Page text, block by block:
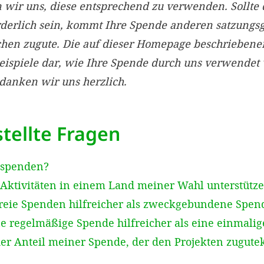
uns, diese entsprechend zu verwenden. Sollte
sein, kommt Ihre Spende anderen
zugute. Die auf dieser Homepage
dar, wie Ihre Spende durch uns
wir uns herzlich.
Fragen
in einem Land meiner Wahl
Spenden hilfreicher als zweckgebundene
regelmäßige Spende hilfreicher als eine
Anteil meiner Spende, der den Projekten